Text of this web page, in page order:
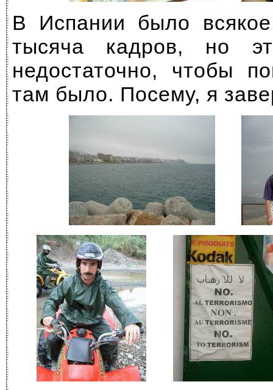
В Испании было
тысяча кадров, но
недостаточно, чтобы
там было. Посему, я